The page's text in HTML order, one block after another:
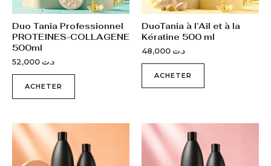
Duo Tania Professionnel
PROTEINES-COLLAGENE
500ml
د.ت
ACHETER
DuoTania à l’Ail et à la
Kératine 500 ml
د.ت
ACHETER